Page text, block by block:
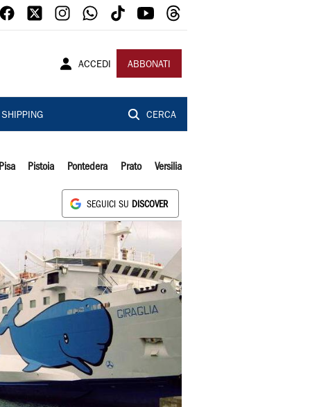
ACCEDI ABBONATI
SHIPPING CERCA
Pisa Pistoia Pontedera Prato Versilia
SEGUICI SU DISCOVER